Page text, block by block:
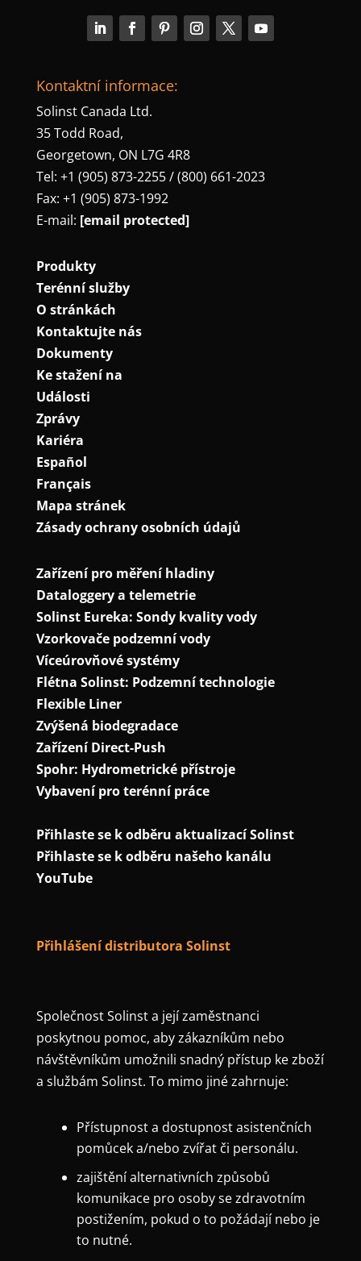
Kontaktní informace:
Solinst Canada Ltd.
35 Todd Road,
Georgetown, ON L7G 4R8
Tel: +1 (905) 873-2255 / (800) 661-2023
Fax: +1 (905) 873-1992
E-mail: [email protected]
Produkty
Terénní služby
O stránkách
Kontaktujte nás
Dokumenty
Ke stažení na
Události
Zprávy
Kariéra
Español
Français
Mapa stránek
Zásady ochrany osobních údajů
Zařízení pro měření hladiny
Dataloggery a telemetrie
Solinst Eureka: Sondy kvality vody
Vzorkovače podzemní vody
Víceúrovňové systémy
Flétna Solinst: Podzemní technologie
Flexible Liner
Zvýšená biodegradace
Zařízení Direct-Push
Spohr: Hydrometrické přístroje
Vybavení pro terénní práce
Přihlaste se k odběru aktualizací Solinst
Přihlaste se k odběru našeho kanálu
YouTube
Přihlášení distributora Solinst
Společnost Solinst a její zaměstnanci
poskytnou pomoc, aby zákazníkům nebo
návštěvníkům umožnili snadný přístup ke zboží
a službám Solinst. To mimo jiné zahrnuje:
Přístupnost a dostupnost asistenčních
pomůcek a/nebo zvířat či personálu.
zajištění alternativních způsobů
komunikace pro osoby se zdravotním
postižením, pokud o to požádají nebo je
to nutné.